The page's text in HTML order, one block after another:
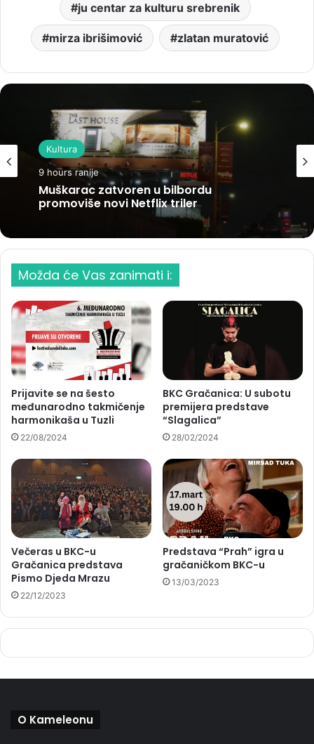
ju centar za kulturu srebrenik
mirza ibrišimović zlatan muratović
Kultura
9 hours ranije
Muškarac zatvoren u bilbordu
promoviše novi Netflix triler
Možda će Vas zanimati i:
Prijavite se na šesto
međunarodno takmičenje
harmonikaša u Tuzli
22/08/2024
BKC Gračanica: U subotu
premijera predstave
“Slagalica”
28/02/2024
Večeras u BKC-u
Gračanica predstava
Pismo Djeda Mrazu
22/12/2023
Predstava “Prah” igra u
gračaničkom BKC-u
13/03/2023
O Kameleonu